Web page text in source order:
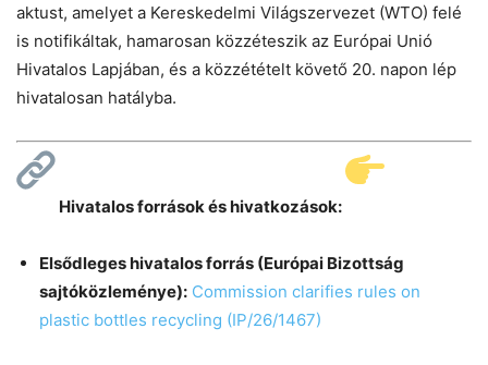
aktust, amelyet a Kereskedelmi Világszervezet (WTO) felé
is notifikáltak, hamarosan közzéteszik az Európai Unió
Hivatalos Lapjában, és a közzétételt követő 20. napon lép
hivatalosan hatályba.
Hivatalos források és hivatkozások:
Elsődleges hivatalos forrás (Európai Bizottság
sajtóközleménye): Commission clarifies rules on
plastic bottles recycling (IP/26/1467)